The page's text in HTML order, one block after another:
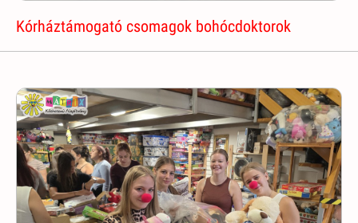
Kórháztámogató csomagok bohócdoktorok